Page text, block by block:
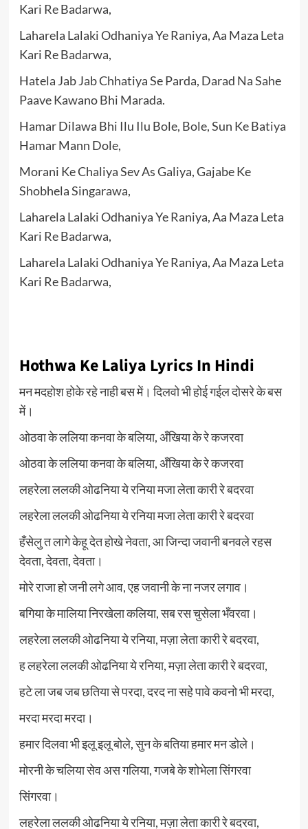
Kari Re Badarwa,
Laharela Lalaki Odhaniya Ye Raniya, Aa Maza Leta
Kari Re Badarwa,
Hatela Jab Jab Chhatiya Se Parda, Darad Na Sahe
Paave Kawano Bhi Marada.
Hamar Dilawa Bhi Ilu Ilu Bole, Bole, Sun Ke Batiya
Hamar Mann Dole,
Morani Ke Chaliya Sev As Galiya, Gajabe Ke
Shobhela Singarawa,
Laharela Lalaki Odhaniya Ye Raniya, Aa Maza Leta
Kari Re Badarwa,
Laharela Lalaki Odhaniya Ye Raniya, Aa Maza Leta
Kari Re Badarwa,
Hothwa Ke Laliya Lyrics In Hindi
मन मदहोश होके रहे नाही बस में। दिलवो भी होई गईल दोसरे के बस
में।
ओठवा के ललिया कनवा के बलिया, अँखिया के रे कजरवा
ओठवा के ललिया कनवा के बलिया, अँखिया के रे कजरवा
लहरेला ललकी ओढनिया ये रनिया मजा लेता कारी रे बदरवा
लहरेला ललकी ओढनिया ये रनिया मजा लेता कारी रे बदरवा
हँसेलु त लागे केहू देत होखे नेवता, आ जिन्दा जवानी बनवले रहस
देवता, देवता, देवता।
मोरे राजा हो जनी लगे आव, एह जवानी के ना नजर लगाव।
बगिया के मालिया निरखेला कलिया, सब रस चुसेला भँवरवा।
लहरेला ललकी ओढनिया ये रनिया, मज़ा लेता कारी रे बदरवा,
ह लहरेला ललकी ओढनिया ये रनिया, मज़ा लेता कारी रे बदरवा,
हटे ला जब जब छतिया से परदा, दरद ना सहे पावे कवनो भी मरदा,
मरदा मरदा मरदा।
हमार दिलवा भी इलू इलू बोले, सुन के बतिया हमार मन डोले।
मोरनी के चलिया सेव अस गलिया, गजबे के शोभेला सिंगरवा
सिंगरवा।
लहरेला ललकी ओढनिया ये रनिया, मज़ा लेता कारी रे बदरवा,